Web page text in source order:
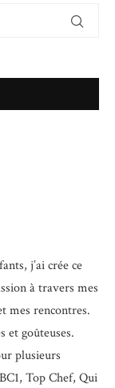
j’ai crée ce
à travers mes
mes rencontres.
et goûteuses.
plusieurs
Top Chef, Qui